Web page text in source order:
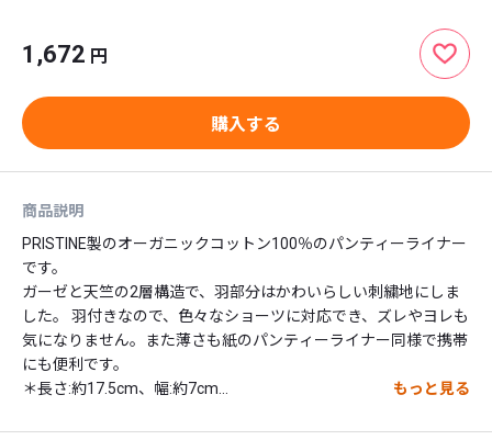
1,672 円
購入する
商品説明
PRISTINE製のオーガニックコットン100％のパンティーライナー
です。
ガーゼと天竺の2層構造で、羽部分はかわいらしい刺繍地にしま
した。 羽付きなので、色々なショーツに対応でき、ズレやヨレも
気になりません。また薄さも紙のパンティーライナー同様で携帯
にも便利です。
＊長さ:約17.5cm、幅:約7cm
もっと見る